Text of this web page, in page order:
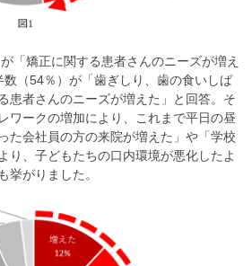
「矯正に関する患者さんのニーズが増え
（54％）が「歯ぎしり、歯の食いしば
患者さんのニーズが増えた」と回答。そ
ワークの増加により、これまで平日の昼
た会社員の方の来院が増えた」や「学校
り、子どもたちの口内環境が悪化したよ
挙がりました。